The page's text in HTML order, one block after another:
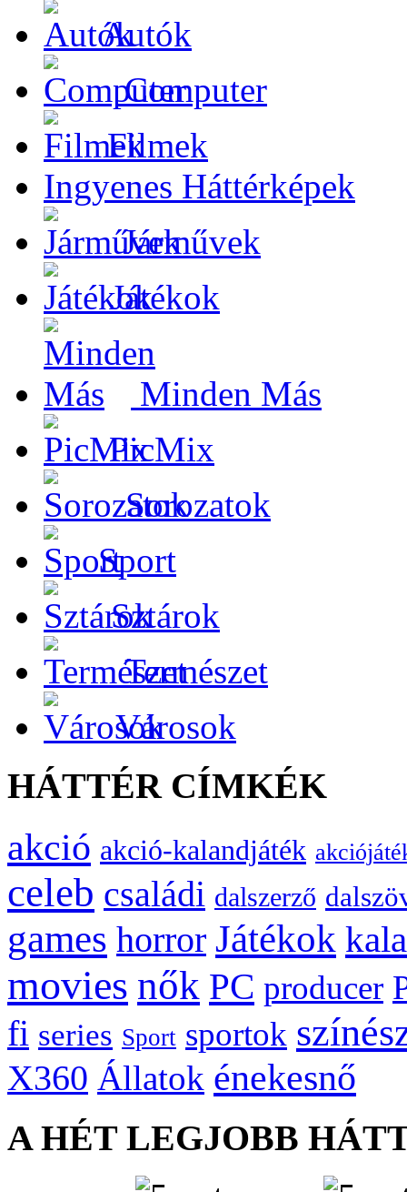
Autók
Computer
Filmek
Ingyenes Háttérképek
Járművek
Játékok
Minden Más
PicMix
Sorozatok
Sport
Sztárok
Természet
Városok
HÁTTÉR CÍMKÉK
akció akció-kalandjáték
celeb családi dalszerző
games horror Játékok
movies nők PC producer
fi series Sport sportok
X360 Állatok énekesnő
A HÉT LEGJOBB